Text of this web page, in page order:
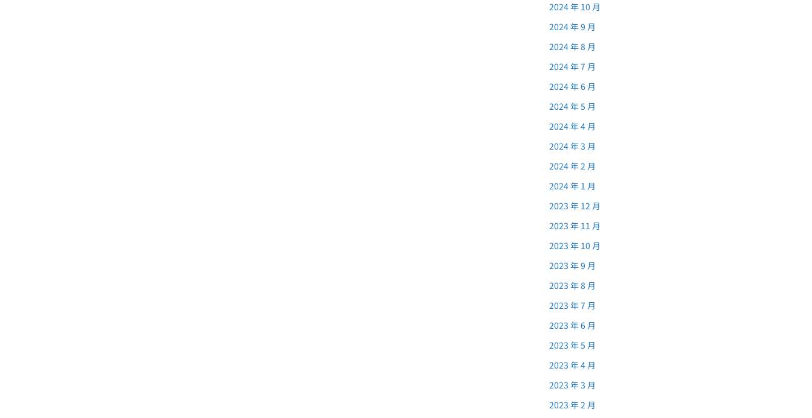
2024 年 10 月
2024 年 9 月
2024 年 8 月
2024 年 7 月
2024 年 6 月
2024 年 5 月
2024 年 4 月
2024 年 3 月
2024 年 2 月
2024 年 1 月
2023 年 12 月
2023 年 11 月
2023 年 10 月
2023 年 9 月
2023 年 8 月
2023 年 7 月
2023 年 6 月
2023 年 5 月
2023 年 4 月
2023 年 3 月
2023 年 2 月